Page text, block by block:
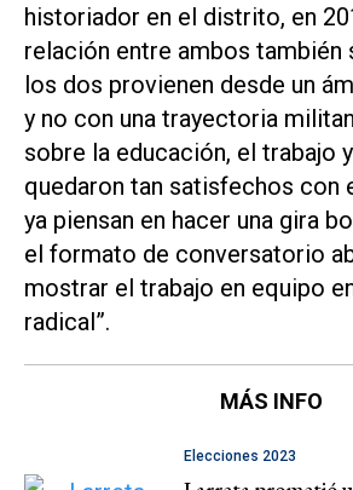
historiador en el distrito, en
relación entre ambos también
los dos provienen desde un
y no con una trayectoria
sobre la educación, el trabajo
quedaron tan satisfechos con
ya piensan en hacer una gira
el formato de conversatorio
mostrar el trabajo en equipo
radical”.
MÁS INFO
Elecciones 2023